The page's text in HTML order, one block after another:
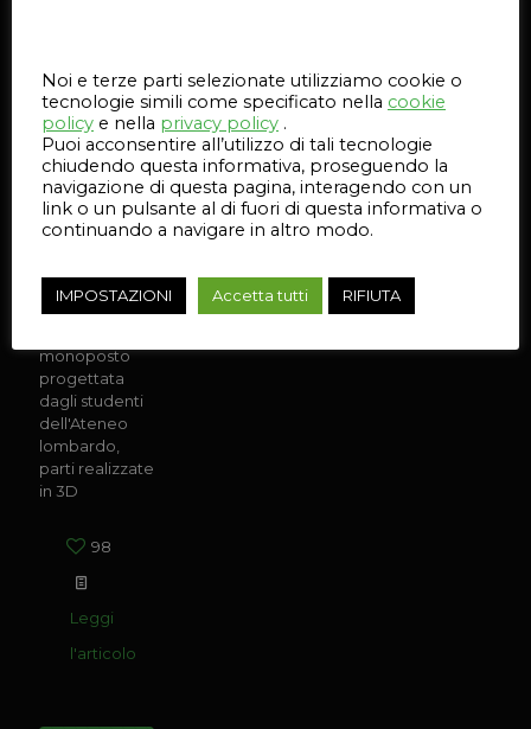
Gallery dell’Evento
Sponsor Day
del reparto
Milano
SELLTEK ha
monoposto
progettata
dagli studenti
dell'Ateneo
lombardo,
parti realizzate
in 3D
98
Leggi
l'articolo
Noi e terze parti selezionate utilizziamo cookie o
tecnologie simili come specificato nella cookie
policy e nella privacy policy .
Puoi acconsentire all’utilizzo di tali tecnologie
chiudendo questa informativa, proseguendo la
navigazione di questa pagina, interagendo con un
link o un pulsante al di fuori di questa informativa o
continuando a navigare in altro modo.
IMPOSTAZIONI Accetta tutti RIFIUTA